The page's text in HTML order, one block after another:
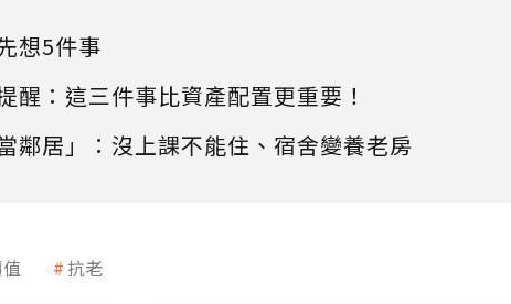
想5件事
醒：這三件事比資產配置更重要！
鄰居」：沒上課不能住、宿舍變養老房
抗老